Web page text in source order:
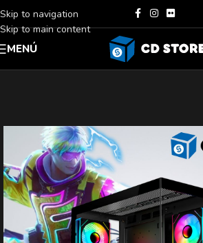
Skip to navigation
Skip to main content
MENÚ